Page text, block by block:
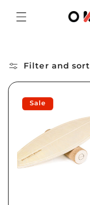
content
Filter and sort
Sale